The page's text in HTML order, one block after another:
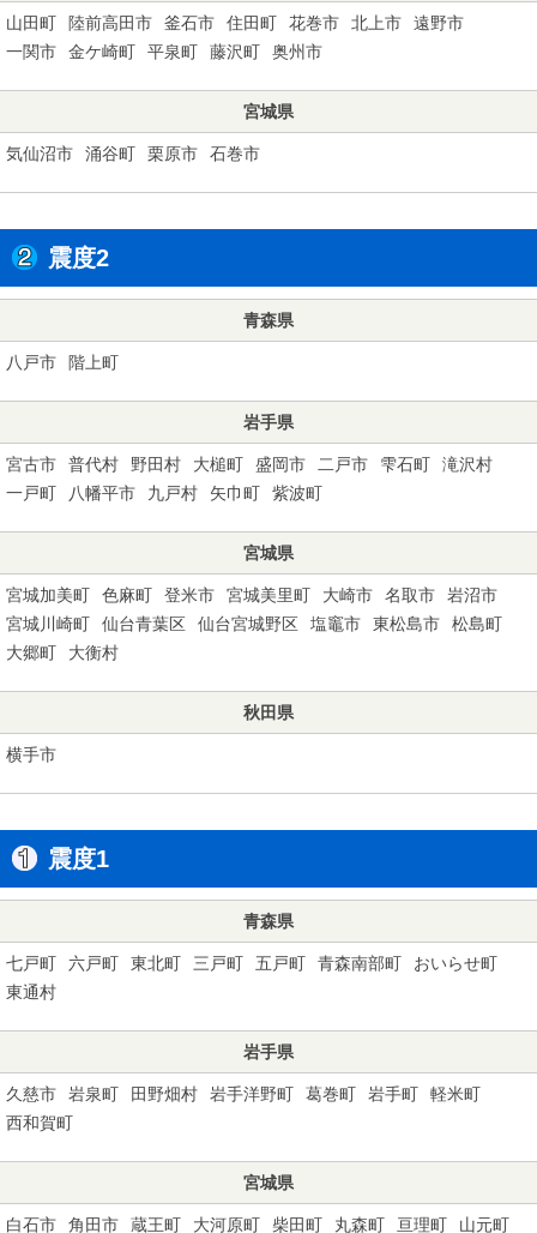
山田町 陸前高田市 釜石市 住田町 花巻市 北上市
遠野市
一関市
金ケ崎町 平泉町 藤沢町 奥州市
宮城県
気仙沼市 涌谷町 栗原市 石巻市
震度2
青森県
八戸市 階上町
岩手県
宮古市 普代村 野田村 大槌町 盛岡市 二戸市 雫石町
滝沢村
一戸町
八幡平市 九戸村 矢巾町 紫波町
宮城県
宮城加美町 色麻町 登米市 宮城美里町 大崎市 名取市
岩沼市
宮城川崎町
仙台青葉区 仙台宮城野区 塩竈市 東松島市
松島町
大郷町
大衡村
秋田県
横手市
震度1
青森県
七戸町 六戸町 東北町 三戸町 五戸町 青森南部町
おいらせ町
東通村
岩手県
久慈市 岩泉町 田野畑村 岩手洋野町 葛巻町 岩手町
軽米町
西和賀町
宮城県
白石市 角田市 蔵王町 大河原町 柴田町 丸森町 亘理町 山元町